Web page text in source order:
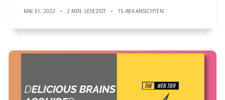
MAI 31, 2022 2 MIN. LESEZEIT 15,484 ANSICHTEN